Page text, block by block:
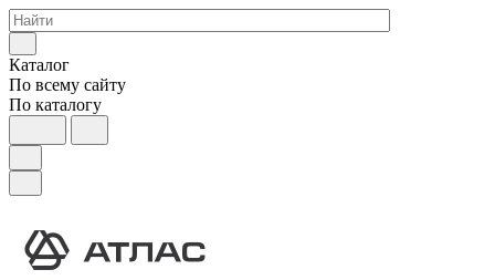
Каталог
По всему сайту
По каталогу